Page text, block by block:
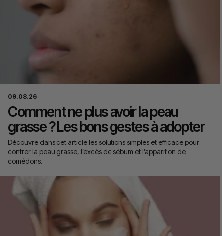
Comment ne plus avoir la peau
grasse ? Les bons gestes à adopter
09.08.26
Découvre dans cet article les solutions simples et efficace pour
contrer la peau grasse, l’excès de sébum et l’apparition de
comédons.